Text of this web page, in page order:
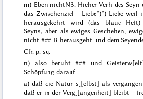
m) Eben nichtNB. Hieher Verh des Seyn
das Zwischenziel – Liebe*)*) Liebe weil
herausgekehrt wird(das blaue Heft)
Seyns, aber als ewiges Geschehen,
nicht### B herausgeht und dem
Cfr. p. sq.
n) also beruht### und
Schöpfung darauf
a) daß die Natur s˖[elbst] als vergangen
daß er in der Verg˖[angenheit] bleibt –